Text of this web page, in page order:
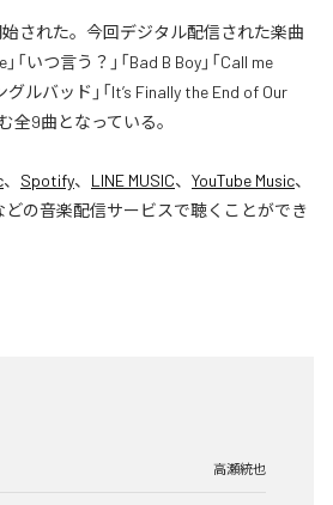
された。今回デジタル配信された楽曲
「いつ言う？」「Bad B Boy」「Call me
グルバッド」「It’s Finally the End of Our
全9曲となっている。
、 Spotify、 LINE MUSIC、 YouTube Music、
どの音楽配信サービスで聴くことができ
高瀬統也